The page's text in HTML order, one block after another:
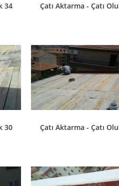
34 Çatı Aktarma - Çatı
30 Çatı Aktarma - Çatı